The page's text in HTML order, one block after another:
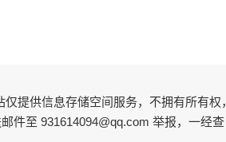
提供信息存储空间服务，不拥有所有权
件至 931614094@qq.com 举报，一经查